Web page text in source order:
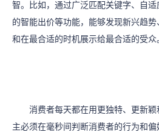
智。比如，通过广泛匹配关键字、自
的智能出价等功能，能够发现新兴趋
和在最合适的时机展示给最合适的受众
消费者每天都在用更独特、更新
主必须在毫秒间判断消费者的行为和